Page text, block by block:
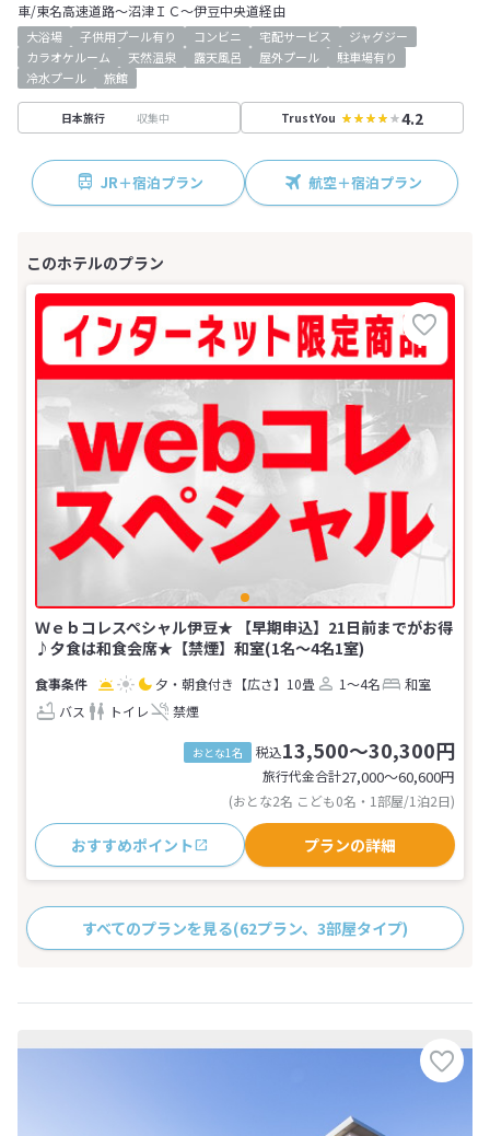
車/東名高速道路～沼津ＩＣ～伊豆中央道経由
大浴場 子供用プール有り コンビニ 宅配サービス
ジャグジー
カラオケルーム
天然温泉 露天風呂 屋外プール
駐車場有り
冷水プール
旅館
日本旅行 収集中 TrustYou 4.2
JR＋宿泊プラン 航空＋宿泊プラン
Ｗｅｂコレスペシャル伊豆★ 【早期申込】21日前までがお得
♪夕食は和食会席★【禁煙】和室(1名～4名1室)
夕・朝食付き 【広さ】10畳 1～4名
和室
バス
トイレ 禁煙
おとな1名 税込13,500～30,300円
旅行代金合計27,000〜60,600円
(おとな2名 こども0名・1部屋/1泊2日)
おすすめポイント プランの詳細
すべてのプランを見る(62プラン、3部屋タイプ)